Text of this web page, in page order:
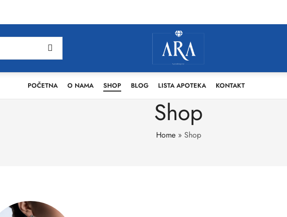
POČETNA O NAMA SHOP BLOG LISTA APOTEKA KONTAKT
Shop
Home» Shop